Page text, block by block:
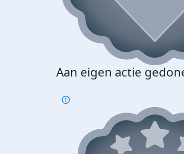
Aan eigen actie